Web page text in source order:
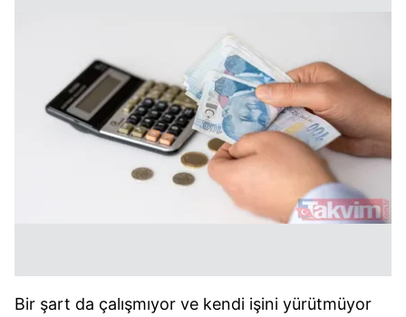
Bir şart da çalışmıyor ve kendi işini yürütmüyor